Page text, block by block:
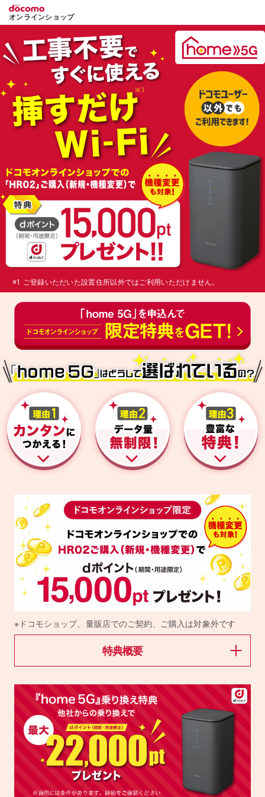
オンラインショップ
※1 ご登録いただいた設置住所以外ではご利用いただけません。
※ドコモショップ、量販店でのご契約、ご購入は対象外です
特典概要